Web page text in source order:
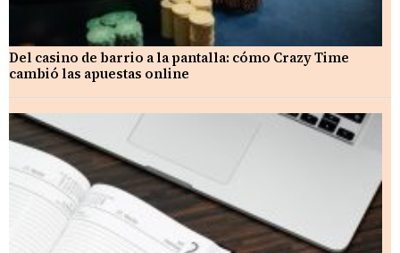
Del casino de barrio a la pantalla: cómo Crazy Time
cambió las apuestas online